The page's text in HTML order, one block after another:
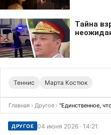
Теннис Марта Костюк
Главная › Другое › "Единственное,
ДРУГОЕ 04 июня 2026 · 14:21